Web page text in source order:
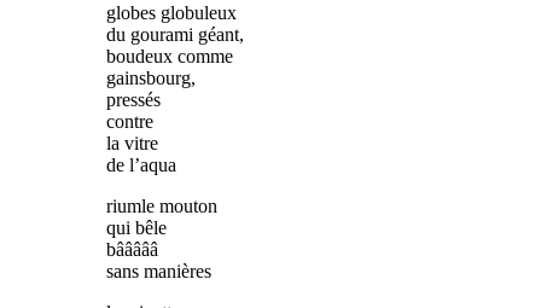
globes globuleux
du gourami géant,
boudeux comme
gainsbourg,
pressés
contre
la vitre
de l’aqua
riumle mouton
qui bêle
bâââââ
sans manières